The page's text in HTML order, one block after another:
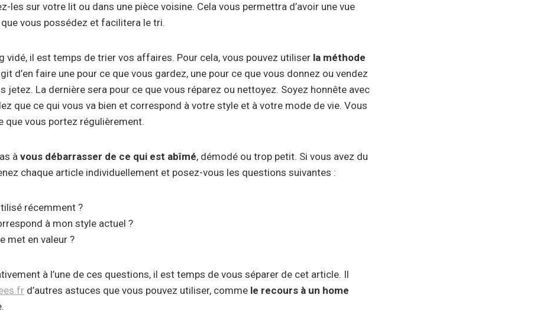
les sur votre lit ou dans une pièce voisine. Cela vous permettra d’avoir une vue
vous possédez et facilitera le tri.
vidé, il est temps de trier vos affaires. Pour cela, vous pouvez utiliser la méthode
d’en faire une pour ce que vous gardez, une pour ce que vous donnez ou vendez
jetez. La dernière sera pour ce que vous réparez ou nettoyez. Soyez honnête avec
que ce qui vous va bien et correspond à votre style et à votre mode de vie. Vous
que vous portez régulièrement.
à vous débarrasser de ce qui est abîmé, démodé ou trop petit. Si vous avez du
chaque article individuellement et posez-vous les questions suivantes :
récemment ?
à mon style actuel ?
met en valeur ?
à l’une de ces questions, il est temps de vous séparer de cet article. Il
d’autres astuces que vous pouvez utiliser, comme le recours à un home